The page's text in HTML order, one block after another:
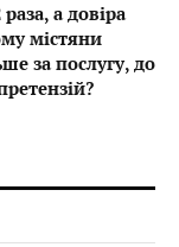
а довіра
містяни
за послугу, до